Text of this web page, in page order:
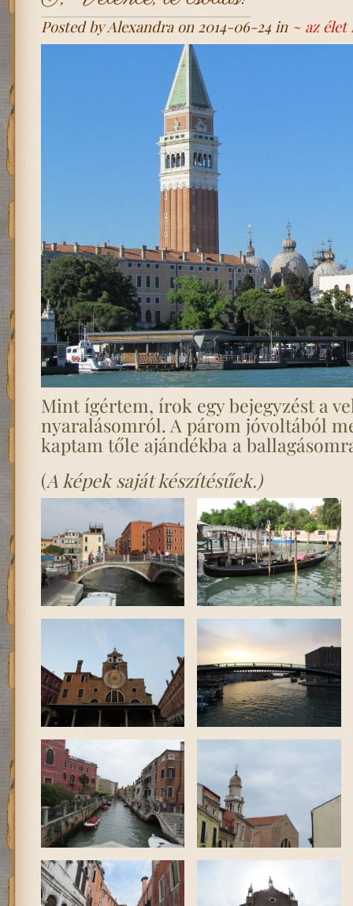
Posted by Alexandra on 2014-06-24 in ~ az
Mint ígértem, írok egy bejegyzést a
nyaralásomról. A párom jóvoltából
kaptam tőle ajándékba a
(A képek saját készítésűek.)